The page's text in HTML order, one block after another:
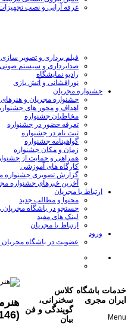
غرفه آرایی و نصب
فیلم برداری و تصویر
صدابرداری و سیستم صوتی
رادیو نمایشگاه
نورافشانی و آتش بازی
جشنواره مجریان
جشنواره مجریان و
اهداف و محور های
مخاطبان جشنواره
تعرفه حضور در جشنواره
ثبت نام در جشنواره
گواهینامه جشنواره
زمان و مکان جشنواره
همراهی و حمایت از
کارگاه های آموزشی
گزارش تصویری جشنواره
آخرین خبرهای جشنواره
ارتباط با مجریان
محتوا و مطالب جدید
جستجو در باشگاه مجریان
لینک های مفید
ارتباط با مجریان
ورود
عضویت در باشگاه مجریان
(146)
کلاس
سخنرانی،
گویندگی و فن
بیان
خدمات باشگاه
ایران مجری
Menu